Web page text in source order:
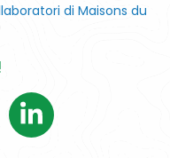
di Maisons du